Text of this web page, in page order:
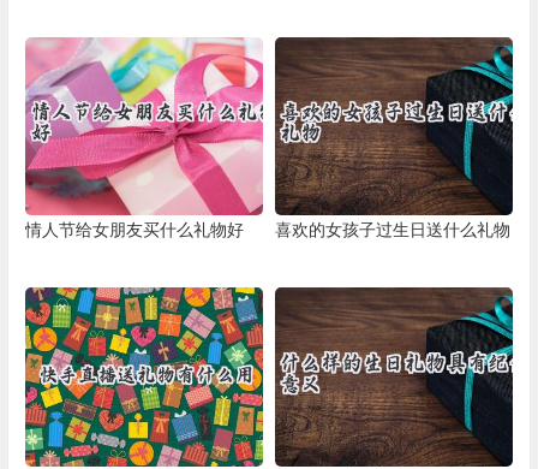
情人节给女朋友买什么礼物好 喜欢的女孩子过生日送什么礼物